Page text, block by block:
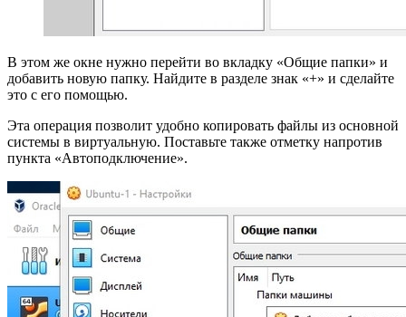
В этом же окне нужно перейти во вкладку «Общие папки» и
добавить новую папку. Найдите в разделе знак «+» и сделайте
это с его помощью.
Эта операция позволит удобно копировать файлы из основной
системы в виртуальную. Поставьте также отметку напротив
пункта «Автоподключение».